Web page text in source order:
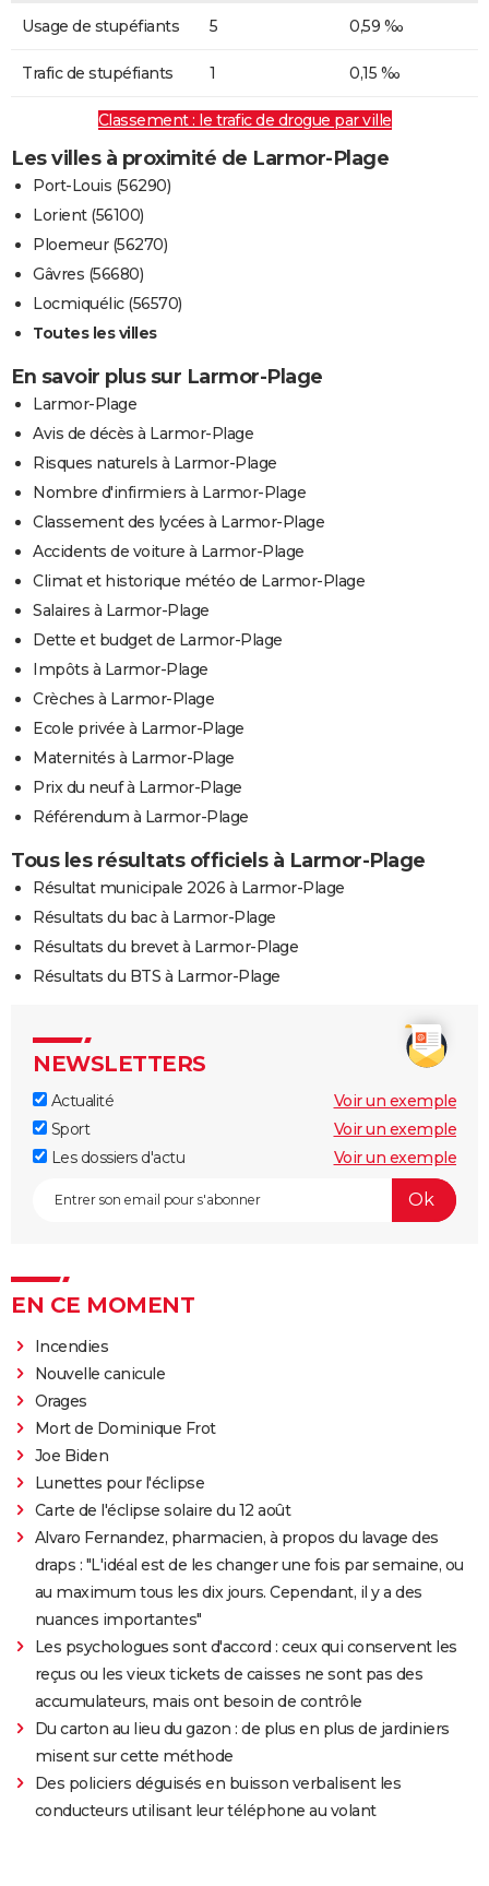
Usage de stupéfiants 5 0,59 ‰
Trafic de stupéfiants 1 0,15 ‰
Classement : le trafic de drogue par ville
Les villes à proximité de Larmor-Plage
Port-Louis (56290)
Lorient (56100)
Ploemeur (56270)
Gâvres (56680)
Locmiquélic (56570)
Toutes les villes
En savoir plus sur Larmor-Plage
Larmor-Plage
Avis de décès à Larmor-Plage
Risques naturels à Larmor-Plage
Nombre d'infirmiers à Larmor-Plage
Classement des lycées à Larmor-Plage
Accidents de voiture à Larmor-Plage
Climat et historique météo de Larmor-Plage
Salaires à Larmor-Plage
Dette et budget de Larmor-Plage
Impôts à Larmor-Plage
Crèches à Larmor-Plage
Ecole privée à Larmor-Plage
Maternités à Larmor-Plage
Prix du neuf à Larmor-Plage
Référendum à Larmor-Plage
Tous les résultats officiels à Larmor-Plage
Résultat municipale 2026 à Larmor-Plage
Résultats du bac à Larmor-Plage
Résultats du brevet à Larmor-Plage
Résultats du BTS à Larmor-Plage
NEWSLETTERS
Actualité
Voir un exemple
Sport
Voir un exemple
Les dossiers d'actu
Voir un exemple
EN CE MOMENT
Incendies
Nouvelle canicule
Orages
Mort de Dominique Frot
Joe Biden
Lunettes pour l'éclipse
Carte de l'éclipse solaire du 12 août
Alvaro Fernandez, pharmacien, à propos du lavage des
draps : "L'idéal est de les changer une fois par semaine, ou
au maximum tous les dix jours. Cependant, il y a des
nuances importantes"
Les psychologues sont d'accord : ceux qui conservent les
reçus ou les vieux tickets de caisses ne sont pas des
accumulateurs, mais ont besoin de contrôle
Du carton au lieu du gazon : de plus en plus de jardiniers
misent sur cette méthode
Des policiers déguisés en buisson verbalisent les
conducteurs utilisant leur téléphone au volant